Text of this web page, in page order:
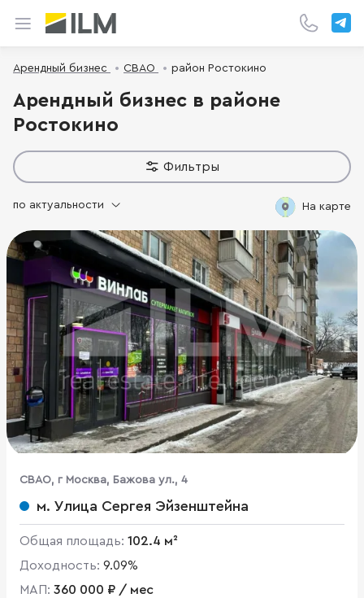
Арендный бизнес СВАО район Ростокино
Арендный бизнес в районе
Ростокино
Фильтры
На карте
по актуальности
CВАО, г Москва, Бажова ул., 4
м. Улица Сергея Эйзенштейна
Общая площадь: 102.4 м²
Доходность: 9.09%
МАП: 360 000 ₽ / мес